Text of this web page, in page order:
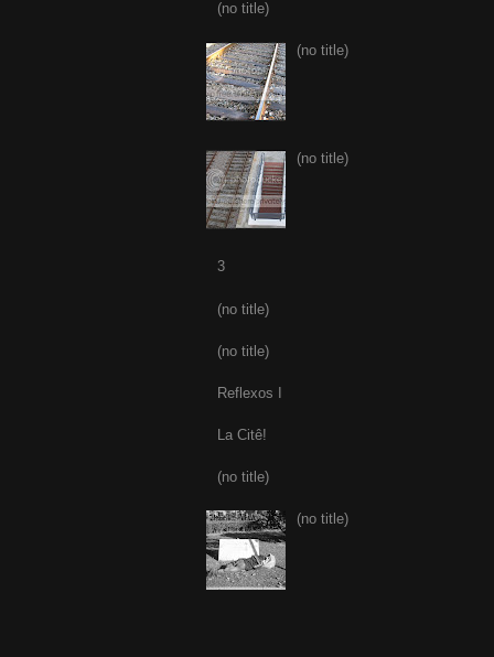
(no title)
(no title)
(no title)
3
(no title)
(no title)
Reflexos I
La Citê!
(no title)
(no title)